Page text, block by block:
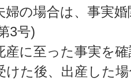
婦の場合は、事実
3号)
産に至った事実を
けた後、出産した